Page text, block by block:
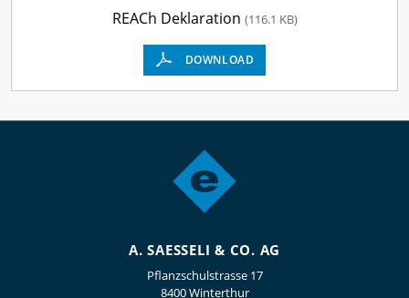
REACh Deklaration (116.1 KB)
DOWNLOAD
A. SAESSELI & CO. AG
Pflanzschulstrasse 17
8400 Winterthur